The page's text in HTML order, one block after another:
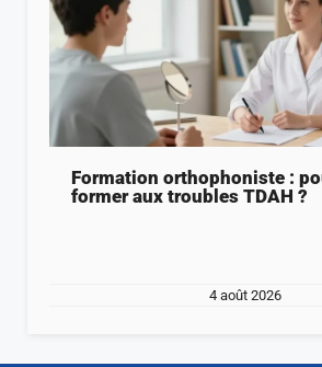
Formation orthophoniste :
former aux troubles TDAH ?
4 août 2026